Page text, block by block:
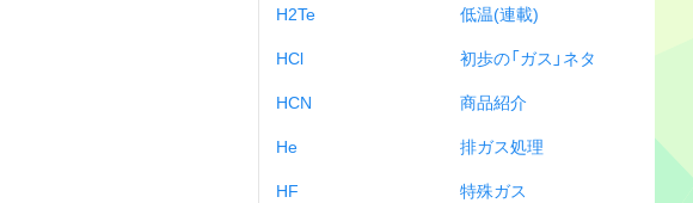
H2Te
HCl
HCN
He
HF
低温(連載)
初歩の「ガス」ネタ
商品紹介
排ガス処理
特殊ガス